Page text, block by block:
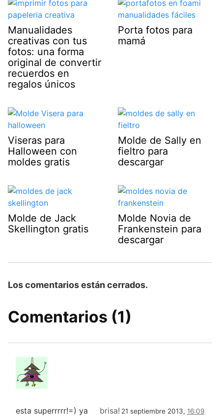
Manualidades
creativas con tus
fotos: una forma
original de convertir
recuerdos en
regalos únicos
Porta fotos para
mamá
Viseras para
Halloween con
moldes gratis
Molde de Sally en
fieltro para
descargar
Molde de Jack
Skellington gratis
Molde Novia de
Frankenstein para
descargar
Los comentarios están cerrados.
Comentarios (1)
brisa! 21 septiembre 2013, 16:09
esta superrrrr!=) ya